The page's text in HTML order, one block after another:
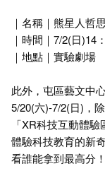
｜名稱｜熊星人哲
｜時間｜7/2(日)14
｜地點｜實驗劇場
此外，屯區藝文中
5/20(六)-7/2(日)，
「XR科技互動體
體驗科技教育的新
看誰能拿到最高分！